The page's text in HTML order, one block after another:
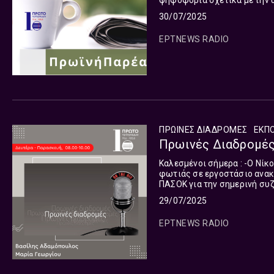
30/07/2025
ΕΡΤNEWS RADIO
ΠΡΩΙΝΕΣ ΔΙΑΔΡΟΜΕΣ
Πρωινές
Καλεσμένοι σήμερα : -Ο Νίκος Γιατρακάς, Ανταποκριτής ΕΡΤ Πάτρας, για την εκδήλωση
φωτιάς σε εργοστάσιο ανακύκλωσης στο Αίγιο -Ο
ΠΑΣΟΚ για την σημερινή
29/07/2025
ΕΡΤNEWS RADIO